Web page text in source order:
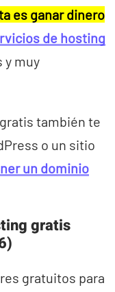
es ganar dinero
de hosting
y muy
también te
o un sitio
un dominio
gratis
gratuitos para